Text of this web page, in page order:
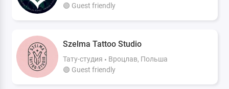
🟢 Guest friendly
Szelma Tattoo Studio
Тату-студия
Вроцлав, Польша
🟢 Guest friendly